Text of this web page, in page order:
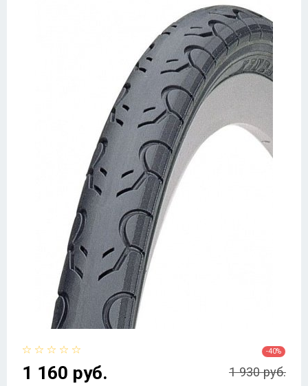
1 160 руб.
-40%
1 930 руб.